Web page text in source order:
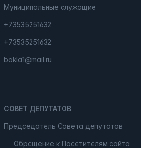
Муниципальные служащие
+73535251632
+73535251632
bokla1@mail.ru
СОВЕТ ДЕПУТАТОВ
Председатель Совета депутатов
Обращение к Посетителям сайта